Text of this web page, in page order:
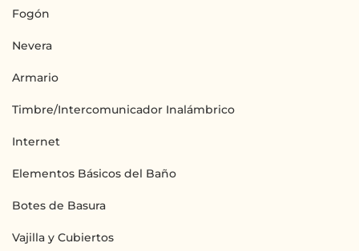
Fogón
Nevera
Armario
Timbre/Intercomunicador Inalámbrico
Internet
Elementos Básicos del Baño
Botes de Basura
Vajilla y Cubiertos